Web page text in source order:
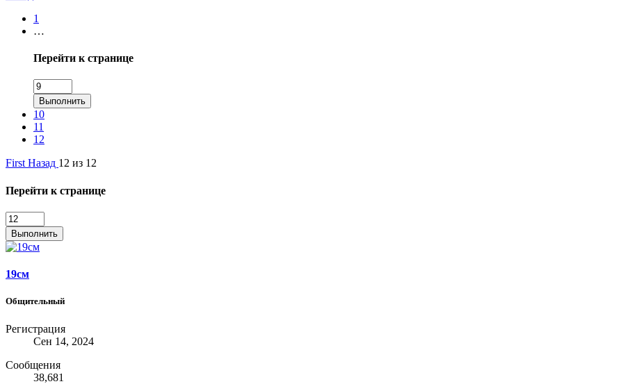
1
…
Перейти к странице
Выполнить
10
11
12
First Назад 12 из 12
Перейти к странице
Выполнить
19см
Общительный
Регистрация
Сен 14, 2024
Сообщения
38,681